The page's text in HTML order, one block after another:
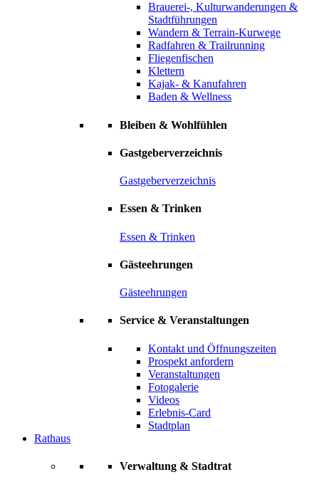
Brauerei-, Kulturwanderungen &
Stadtführungen
Wandern & Terrain-Kurwege
Radfahren & Trailrunning
Fliegenfischen
Klettern
Kajak- & Kanufahren
Baden & Wellness
Bleiben & Wohlfühlen
Gastgeberverzeichnis
Gastgeberverzeichnis
Essen & Trinken
Essen & Trinken
Gästeehrungen
Gästeehrungen
Service & Veranstaltungen
Kontakt und Öffnungszeiten
Prospekt anfordern
Veranstaltungen
Fotogalerie
Videos
Erlebnis-Card
Stadtplan
Rathaus
Verwaltung & Stadtrat